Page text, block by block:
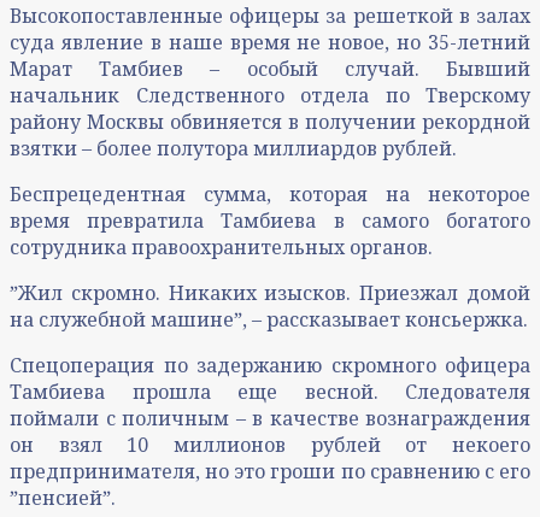
Высокопоставленные офицеры за решеткой в залах
суда явление в наше время не новое, но 35-летний
Марат Тамбиев – особый случай. Бывший
начальник Следственного отдела по Тверскому
району Москвы обвиняется в получении рекордной
взятки – более полутора миллиардов рублей.
Беспрецедентная сумма, которая на некоторое
время превратила Тамбиева в самого богатого
сотрудника правоохранительных органов.
ˮЖил скромно. Никаких изысков. Приезжал домой
на служебной машинеˮ, – рассказывает консьержка.
Спецоперация по задержанию скромного офицера
Тамбиева прошла еще весной. Следователя
поймали с поличным – в качестве вознаграждения
он взял 10 миллионов рублей от некоего
предпринимателя, но это гроши по сравнению с его
ˮпенсиейˮ.